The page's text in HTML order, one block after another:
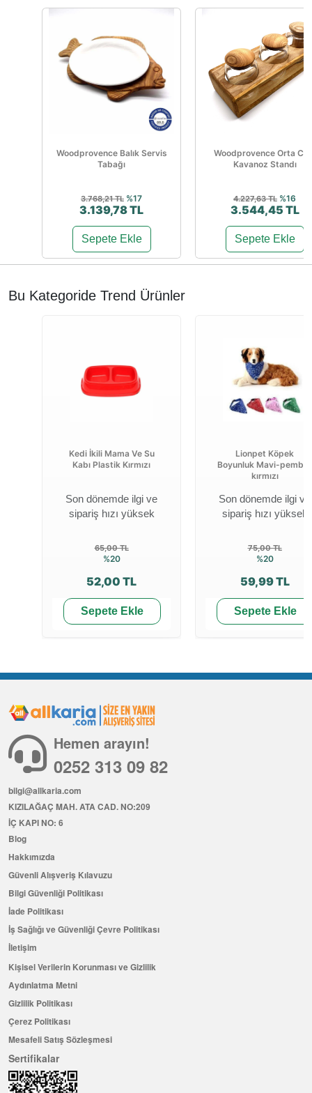
Woodprovence Balık Servis
Tabağı
3.768,21 TL %17
3.139,78 TL
Sepete Ekle
Woodprovence Orta
Kavanoz Standı
4.227,63 TL %16
3.544,45 TL
Sepete Ekle
Bu Kategoride Trend Ürünler
Kedi İkili Mama Ve Su
Kabı Plastik Kırmızı
Son dönemde ilgi ve
sipariş hızı yüksek
65,00 TL
%20
52,00 TL
Sepete Ekle
Lionpet Köpek
Boyunluk Mavi-pembe-
kırmızı
Son dönemde ilgi ve
sipariş hızı yüksek
75,00 TL
%20
59,99 TL
Sepete Ekle
Hemen arayın!
0252 313 09 82
bilgi@allkaria.com
KIZILAĞAÇ MAH. ATA CAD. NO:209
İÇ KAPI NO: 6
Blog
Hakkımızda
Güvenli Alışveriş Kılavuzu
Bilgi Güvenliği Politikası
İade Politikası
İş Sağlığı ve Güvenliği Çevre Politikası
İletişim
Kişisel Verilerin Korunması ve Gizlilik
Aydınlatma Metni
Gizlilik Politikası
Çerez Politikası
Mesafeli Satış Sözleşmesi
Sertifikalar